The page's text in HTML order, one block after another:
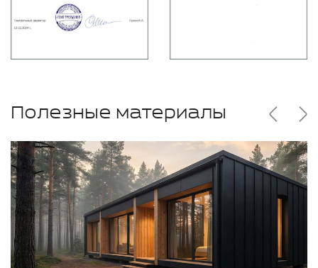
Полезные материалы